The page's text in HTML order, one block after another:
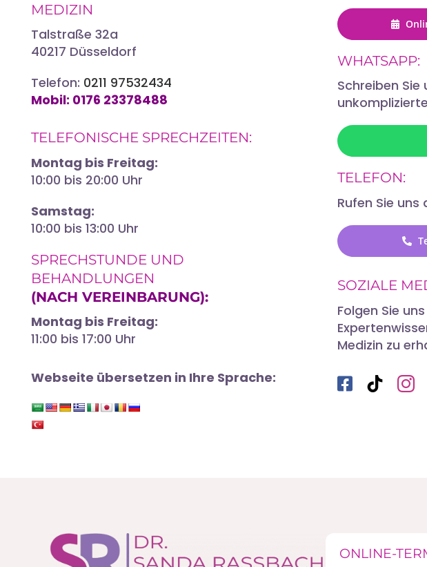
MEDIZIN
Talstraße 32a
40217 Düsseldorf
Telefon: 0211 97532434
Mobil: 0176 23378488‬
TELEFONISCHE SPRECHZEITEN:
Montag bis Freitag:
10:00 bis 20:00 Uhr
Samstag:
10:00 bis 13:00 Uhr
SPRECHSTUNDE UND
BEHANDLUNGEN
(NACH VEREINBARUNG):
Montag bis Freitag:
11:00 bis 17:00 Uhr
Webseite übersetzen in Ihre Sprache:
WHATSAPP:
Schreiben Sie
TELEFON:
Rufen Sie uns
SOZIALE
Folgen Sie
Medizin zu
ONLINE-